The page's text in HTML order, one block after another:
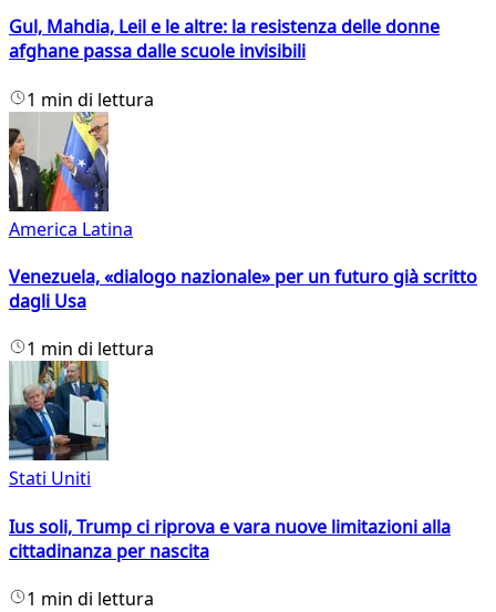
Gul, Mahdia, Leil e le altre: la resistenza delle donne
afghane passa dalle scuole invisibili
1 min di lettura
America Latina
Venezuela, «dialogo nazionale» per un futuro già scritto
dagli Usa
1 min di lettura
Stati Uniti
Ius soli, Trump ci riprova e vara nuove limitazioni alla
cittadinanza per nascita
1 min di lettura